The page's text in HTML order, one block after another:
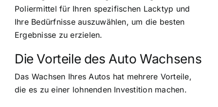
Poliermittel für Ihren spezifischen Lacktyp und
Ihre Bedürfnisse auszuwählen, um die besten
Ergebnisse zu erzielen.
Die Vorteile des Auto Wachsens
Das Wachsen Ihres Autos hat mehrere Vorteile,
die es zu einer lohnenden Investition machen.